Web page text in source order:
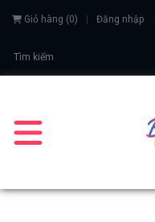
Giỏ hàng (0) Đăng nhập